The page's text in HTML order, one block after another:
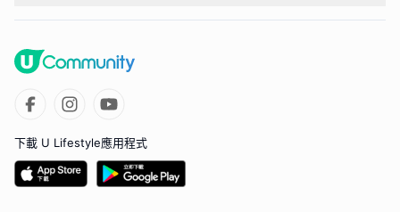
下載 U Lifestyle應用程式